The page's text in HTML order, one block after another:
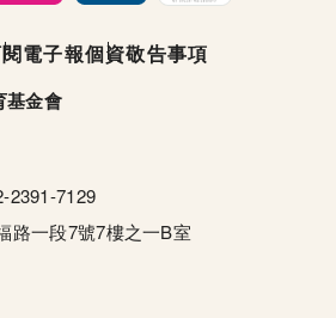
電子報個資敬告事項
基金會
2391-7129
路一段7號7樓之一B室